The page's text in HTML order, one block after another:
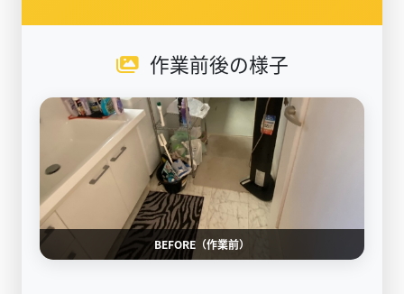
作業前後の様子
BEFORE（作業前）